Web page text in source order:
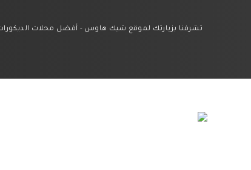
تشرفنا بزيارتك لموقع شيك هاوس - أفضل محلات الديكورات